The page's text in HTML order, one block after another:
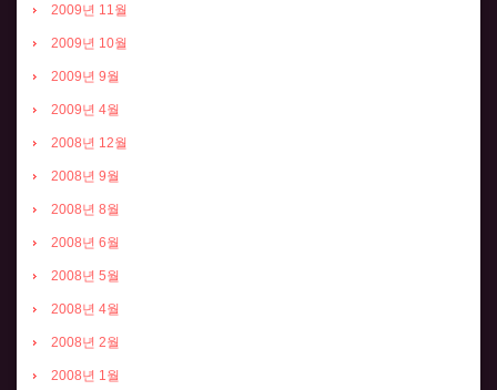
2009년 11월
2009년 10월
2009년 9월
2009년 4월
2008년 12월
2008년 9월
2008년 8월
2008년 6월
2008년 5월
2008년 4월
2008년 2월
2008년 1월